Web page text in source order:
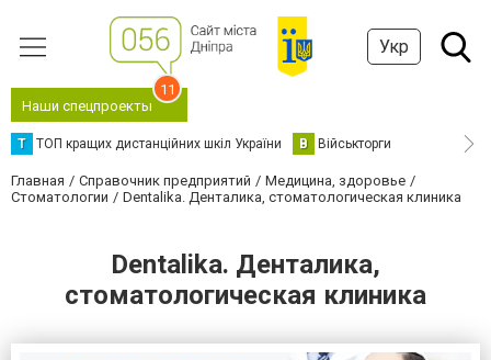
Укр
Наши спецпроекты
11
Т ТОП кращих дистанційних шкіл України В Військторги
Главная Справочник предприятий
Медицина, здоровье
Стоматологии
Dentalika. Денталика, стоматологическая клиника
Dentalika. Денталика,
стоматологическая клиника